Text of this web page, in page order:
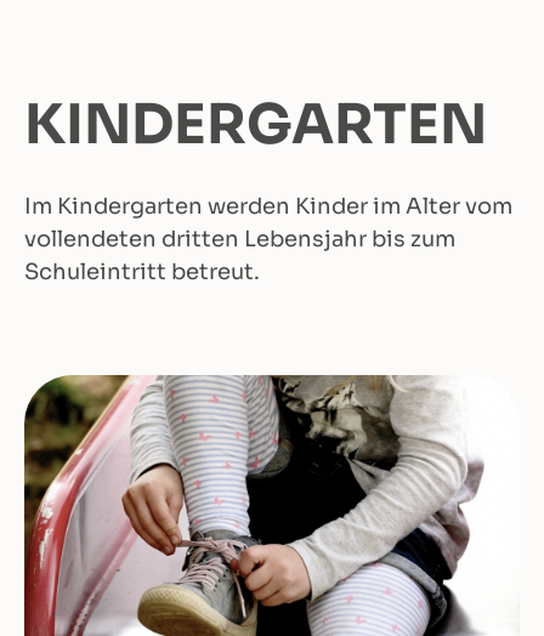
KINDERGARTEN
Im Kindergarten werden Kinder im Alter vom
vollendeten dritten Lebensjahr bis zum
Schuleintritt betreut.